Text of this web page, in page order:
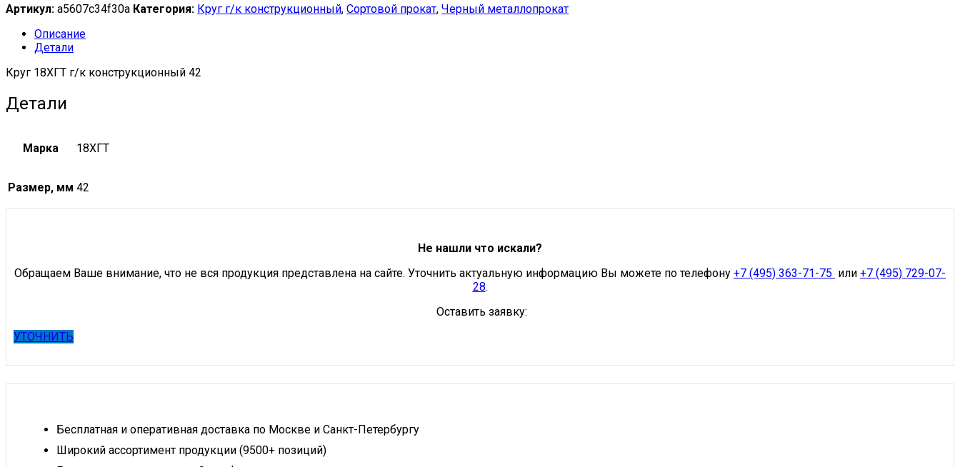
quantity
Артикул: a5607c34f30a Категория: Круг г/к конструкционный, Сортовой прокат, Черный металлопрокат
Описание
Детали
Круг 18ХГТ г/к конструкционный 42
Детали
Марка 18ХГТ
Размер, мм 42
Не нашли что искали?
Обращаем Ваше внимание, что не вся продукция представлена на сайте. Уточнить актуальную информацию Вы можете по телефону +7 (495) 363-71-75 или +7 (495) 729-07-
28.
Оставить заявку:
УТОЧНИТЬ
Бесплатная и оперативная доставка по Москве и Санкт-Петербургу
Широкий ассортимент продукции (9500+ позиций)